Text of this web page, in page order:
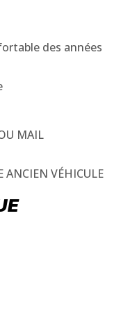
des années
MAIL
ANCIEN VÉHICULE